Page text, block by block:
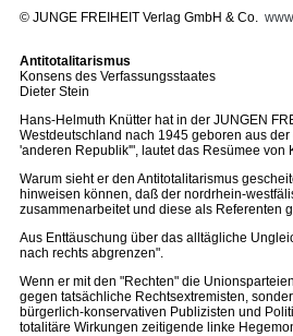
© JUNGE FREIHEIT Verlag GmbH & Co.
Antitotalitarismus
Konsens des Verfassungsstaates
Dieter Stein
Hans-Helmuth Knütter hat in der JUNGEN
Westdeutschland nach 1945 geboren aus
'anderen Republik'", lautet das Resümee von
Warum sieht er den Antitotalitarismus
hinweisen können, daß der nordrhein-
zusammenarbeitet und diese als Referenten
Aus Enttäuschung über das alltägliche
nach rechts abgrenzen".
Wenn er mit den "Rechten" die
gegen tatsächliche Rechtsextremisten,
bürgerlich-konservativen Publizisten und
totalitäre Wirkungen zeitigende linke